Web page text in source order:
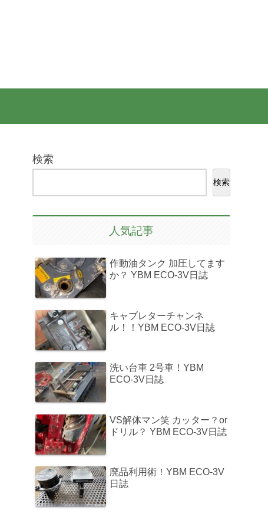
検索
検索
人気記事
作動油タンク 加圧してます
か？ YBM ECO-3V日誌
キャブレターチャンネ
ル！！YBM ECO-3V日誌
洗い台車 2号車！YBM
ECO-3V日誌
VS解体マン笑 カッター？or
ドリル？ YBM ECO-3V日誌
廃品利用術！YBM ECO-3V
日誌